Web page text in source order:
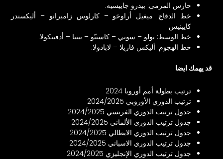
حارس المرمى: بيدرو جاييسيه.
خط الدفاع: ميغيل أراوخو – كارلوس زامبرانو – أليكسندر
كايينيس.
خط الوسط: بولو – سوني – كاستيّو – بينيا – أدفينكولا.
خط الهجوم: أليكس فاريلا – لابادولا.
قد يهمك ايضا
ترتيب بطولة أمم أوروبا 2024
ترتيب الدوري الأوروبي 2024/2025
جدول ترتيب الدوري الفرنسي 2024/2025
جدول ترتيب الدوري الألماني 2024/2025
جدول ترتيب الدوري الايطالي 2024/2025
جدول ترتيب الدوري الاسباني 2024/2025
جدول ترتيب الدوري الإنجليزي 2024/2025